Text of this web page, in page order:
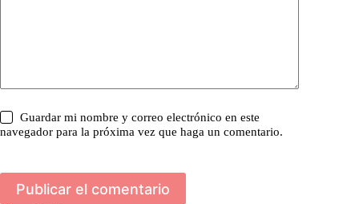
Guardar mi nombre y correo electrónico en este
navegador para la próxima vez que haga un comentario.
Publicar el comentario